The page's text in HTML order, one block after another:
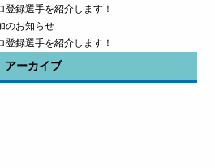
登録選手を紹介します！
のお知らせ
登録選手を紹介します！
アーカイブ